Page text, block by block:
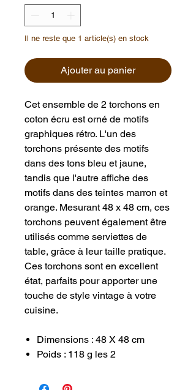
Il ne reste que 1 article(s) en stock
Ajouter au panier
Cet ensemble de 2 torchons en
coton écru est orné de motifs
graphiques rétro. L'un des
torchons présente des motifs
dans des tons bleu et jaune,
tandis que l'autre affiche des
motifs dans des teintes marron et
orange. Mesurant 48 x 48 cm, ces
torchons peuvent également être
utilisés comme serviettes de
table, grâce à leur taille pratique.
Ces torchons sont en excellent
état, parfaits pour apporter une
touche de style vintage à votre
cuisine.
Dimensions : 48 X 48 cm
Poids : 118 g les 2